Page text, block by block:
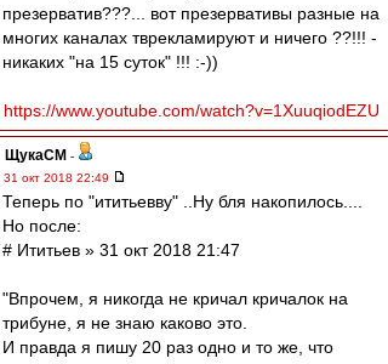
презерватив???... вот презервативы разные на
многих каналах тврекламируют и ничего ??!!! -
никаких "на 15 суток" !!! :-))
https://www.youtube.com/watch?v=1XuuqiodEZU
ЩукаСМ -
31 окт 2018 22:49
Теперь по "ититьевву" ..Ну бля накопилось....
Но после:
# Ититьев » 31 окт 2018 21:47
"Впрочем, я никогда не кричал кричалок на
трибуне, я не знаю каково это.
И правда я пишу 20 раз одно и то же, что